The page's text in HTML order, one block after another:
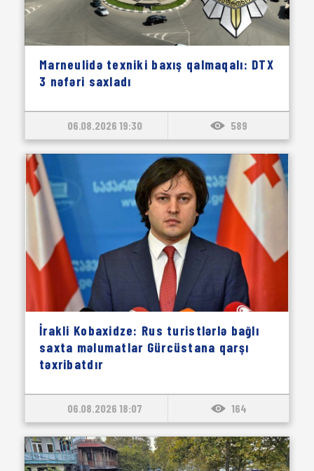
Marneulidə texniki baxış qalmaqalı: DTX
3 nəfəri saxladı
06.08.2026 19:30 589
İrakli Kobaxidze: Rus turistlərlə bağlı
saxta məlumatlar Gürcüstana qarşı
təxribatdır
06.08.2026 18:07 164